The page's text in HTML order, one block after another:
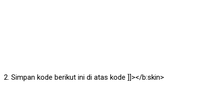
2. Simpan kode berikut ini di atas kode ]]></b:skin>